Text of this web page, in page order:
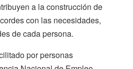
a la construcción de
con las necesidades,
de cada persona.
por personas